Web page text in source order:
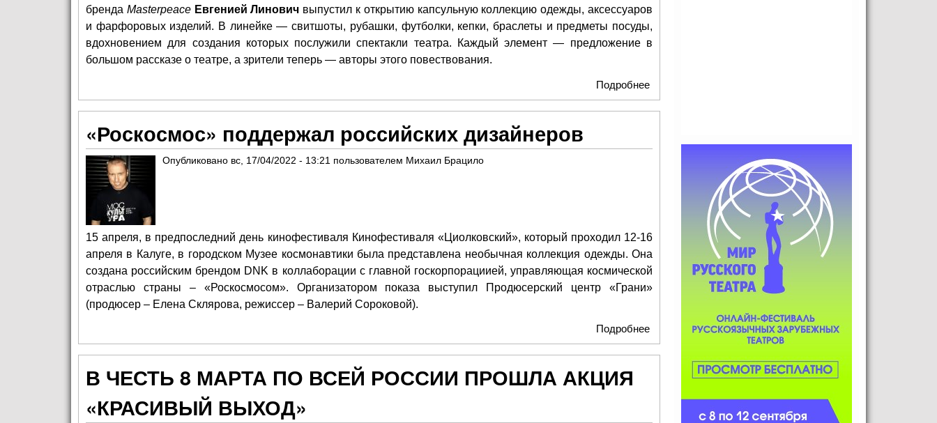
бренда Masterpeace Евгенией Линович выпустил к открытию капсульную коллекцию одежды, аксессуаров
и фарфоровых изделий. В линейке — свитшоты, рубашки, футболки, кепки, браслеты и предметы посуды,
вдохновением для создания которых послужили спектакли театра. Каждый элемент — предложение в
большом рассказе о театре, а зрители теперь — авторы этого повествования.
Подробнее
капсульную коллекцию
«Роскосмос» поддержал российских дизайнеров
Опубликовано вс, 17/04/2022 - 13:21 пользователем Михаил Брацило
15 апреля, в предпоследний день кинофестиваля Кинофестиваля «Циолковский», который проходил 12-16
апреля в Калуге, в городском Музее космонавтики была представлена необычная коллекция одежды. Она
создана российским брендом DNK в коллаборации с главной госкорпорациией, управляющая космической
отраслью страны – «Роскосмосом». Организатором показа выступил Продюсерский центр «Грани»
(продюсер – Елена Склярова, режиссер – Валерий Сороковой).
Подробнее о «Роскосмос» поддержал российских дизайнеров
В ЧЕСТЬ 8 МАРТА ПО ВСЕЙ РОССИИ ПРОШЛА АКЦИЯ
«КРАСИВЫЙ ВЫХОД»